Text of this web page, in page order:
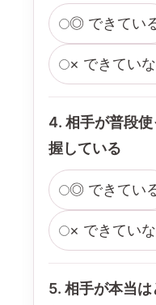
◎ できてい
× できてい
4. 相手が普段
握している
◎ できてい
× できてい
5. 相手が本当